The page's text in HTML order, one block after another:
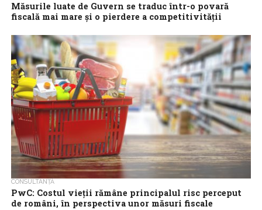
Măsurile luate de Guvern se traduc într-o povară
fiscală mai mare și o pierdere a competitivității
Măsurile fiscale luate în regim de urgență pentru a diminua
deficitul bugetar în 2025 se traduc într-o povară fiscală mai mare
și...
CONSULTANȚĂ
PwC: Costul vieții rămâne principalul risc perceput
de români, în perspectiva unor măsuri fiscale